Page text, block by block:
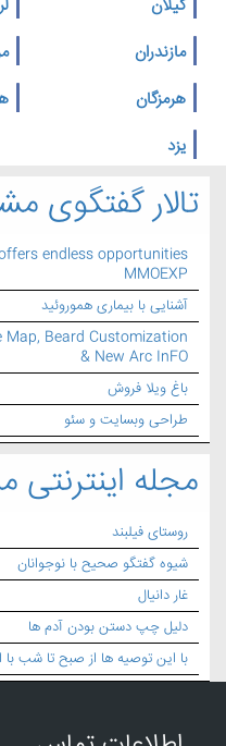
گیلان
مازندران
هرمزگان
یزد
تالار گفتگوی
endless opportunities
MMOEXP
آشنایی با بیماری هموروئید
Map, Beard Customization
& New Arc InFO
باغ ویلا فروش
طراحی وبسایت و سئو
مجله اینترنتی
روستای فیلبند
شیوه گفتگو صحیح با نوجوانان
غار دانیال
دلیل چپ دستن بودن آدم ها
با این توصیه ها از صبح تا شب با